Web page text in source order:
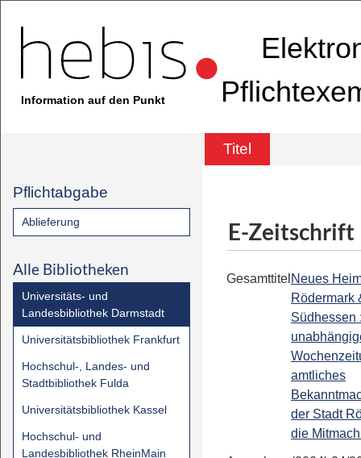
Information auf den Punkt
Titel
Pflichtabgabe
Ablieferung
Alle Bibliotheken
Universitäts- und
Landesbibliothek Darmstadt
Universitätsbibliothek Frankfurt
Hochschul-, Landes- und
Stadtbibliothek Fulda
Universitätsbibliothek Kassel
Hochschul- und
Landesbibliothek RheinMain
E-Zeitschrift
Gesamttitel Neues
Rödermark
Südhessen
amtliches
der Stadt
die